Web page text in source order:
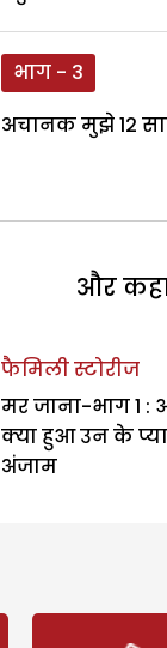
भाग - 3
अचानक मुझे 12
और
फैमिली स्टोरीज
मर जाना-भाग 1 :
क्या हुआ उन के
अंजाम